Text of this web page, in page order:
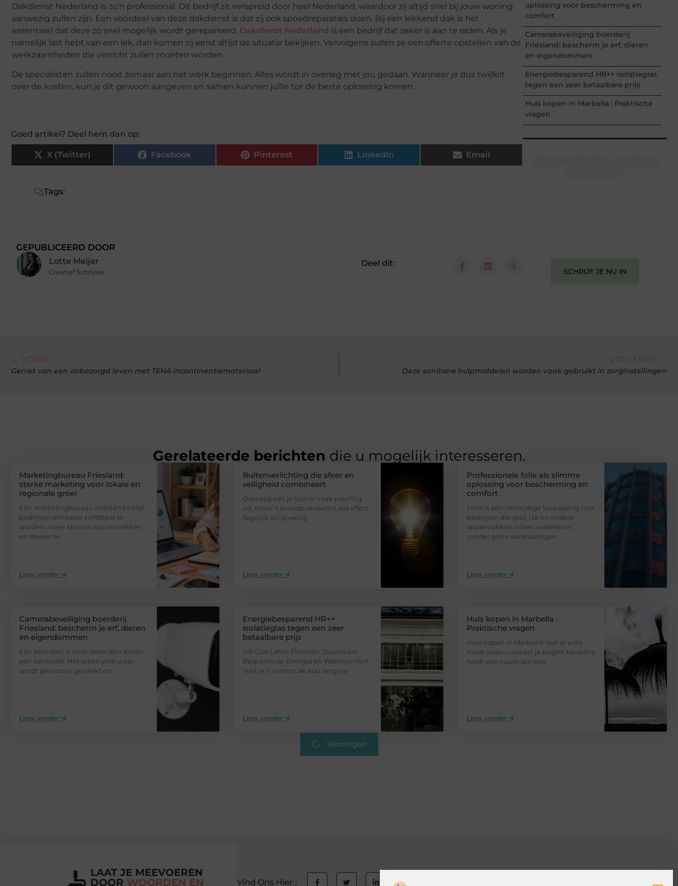
Dakdienst Nederland is zo’n professional. Dit bedrijf zit verspreid door heel Nederland, waardoor zij altijd snel bij jouw woning
aanwezig zullen zijn. Een voordeel van deze dakdienst is dat zij ook spoedreparaties doen. Bij een lekkend dak is het
essentieel dat deze zo snel mogelijk wordt gerepareerd. Dakdienst Nederland is een bedrijf dat zeker is aan te raden. Als je
namelijk last hebt van een lek, dan komen zij eerst altijd de situatie bekijken. Vervolgens zullen ze een offerte opstellen van de
werkzaamheden die verricht zullen moeten worden.
De specialisten zullen nooit zomaar aan het werk beginnen. Alles wordt in overleg met jou gedaan. Wanneer je dus twijfelt
over de kosten, kun je dit gewoon aangeven en samen kunnen jullie tot de beste oplossing komen.
Goed artikel? Deel hem dan op:
X (Twitter) Facebook Pinterest LinkedIn Email
Tags:
GEPUBLICEERD DOOR
Lotte Meijer
Creatief Schrijver
Deel dit:
oplossing voor bescherming en
comfort
Camerabeveiliging boerderij
Friesland: bescherm je erf, dieren
en eigendommen
Energiebesparend HR++ isolatieglas
tegen een zeer betaalbare prijs
Huis kopen in Marbella : Praktische
vragen
SCHRIJF JE NU IN
← VORIG
Geniet van een onbezorgd leven met TENA incontinentiemateriaal
VOLGENDE →
Deze sanitaire hulpmiddelen worden vaak gebruikt in zorginstellingen
Gerelateerde berichten die u mogelijk interesseren.
Marketingbureau Friesland:
sterke marketing voor lokale en
regionale groei
Een marketingbureau Friesland helpt
bedrijven om beter zichtbaar te
worden, meer klanten aan te trekken
en sterker te
Lees verder ➜
Buitenverlichting die sfeer en
veiligheid combineert
Overdag ziet je tuin er vaak prachtig
uit, maar ’s avonds verdwijnt dat effect.
Tegelijk wil je veilig
Lees verder ➜
Professionele folie als slimme
oplossing voor bescherming en
comfort
Folie is een veelzijdige toepassing voor
bedrijven die glas, lak en andere
oppervlakken willen verbeteren
zonder grote aanpassingen
Lees verder ➜
Camerabeveiliging boerderij
Friesland: bescherm je erf, dieren
en eigendommen
Een boerderij is vaak meer dan alleen
een werkplek. Het is een plek waar
wordt gewoond, gewerkt en
Lees verder ➜
Energiebesparend HR++
isolatieglas tegen een zeer
betaalbare prijs
HR Glas Laten Plaatsen: Duurzaam
Besparen op Energie en Wooncomfort
Voel je ’s winters de kou langs je
Lees verder ➜
Huis kopen in Marbella :
Praktische vragen
Huis kopen in Marbella: wat je echt
moet weten voordat je begint Marbella
heeft een naam die voor
Lees verder ➜
Woningen
LAAT JE MEEVOEREN
DOOR WOORDEN EN Vind Ons Hier :